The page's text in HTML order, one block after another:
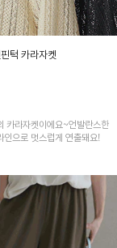
턱 카라자켓
카라자켓이에요~언발란스한
인으로 멋스럽게 연출돼요!